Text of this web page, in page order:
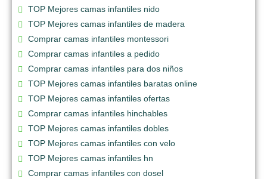
TOP Mejores camas infantiles nido
TOP Mejores camas infantiles de madera
Comprar camas infantiles montessori
Comprar camas infantiles a pedido
Comprar camas infantiles para dos niños
TOP Mejores camas infantiles baratas online
TOP Mejores camas infantiles ofertas
Comprar camas infantiles hinchables
TOP Mejores camas infantiles dobles
TOP Mejores camas infantiles con velo
TOP Mejores camas infantiles hn
Comprar camas infantiles con dosel